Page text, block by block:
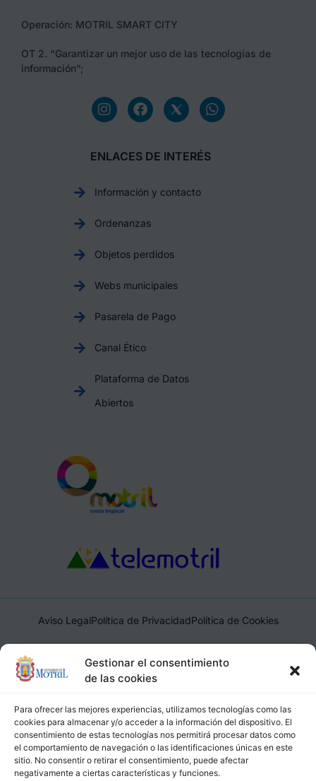
Gestionar el consentimiento
de las cookies
Para ofrecer las mejores experiencias, utilizamos tecnologías como las
cookies para almacenar y/o acceder a la información del dispositivo. El
consentimiento de estas tecnologías nos permitirá procesar datos como
el comportamiento de navegación o las identificaciones únicas en este
sitio. No consentir o retirar el consentimiento, puede afectar
negativamente a ciertas características y funciones.
Operación: MOTRIL SMART CITY
OT 2. “Garantizar un mejor uso de las tecnologías de
información”;
ENLACES DE INTERÉS
Información y contacto
Ordenanzas
Objetos perdidos
Webs municipales
Pasarela de Pago
Canal Ético
Plataforma de Datos
Abiertos
Aviso LegalPolítica de PrivacidadPolítica de Cookies
Ayuntamiento de Motril, Plaza de España, 1, 18600, Motril,
(Granada), CIF: P1814200J, DIR3: L01181400